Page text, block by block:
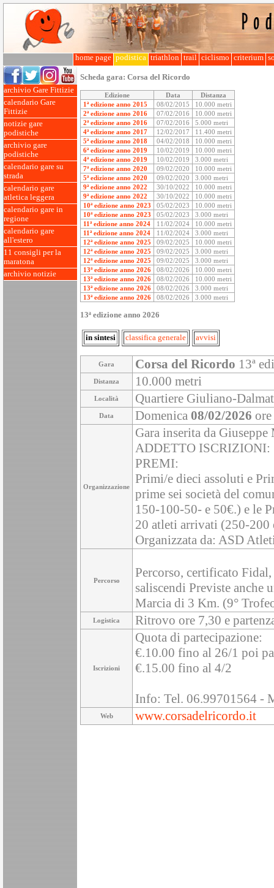
home page podistica triathlon trail ciclismo criterium
archivio Gare Fittizie
calendario Gare
Fittizie
notizie gare
podistiche
archivio gare
podistiche
calendario gare su
strada
calendario gare
atletica leggera
calendario gare in
regione
calendario gare
all'estero
11 consigli per la
maratona
archivio notizie
Scheda gara: Corsa del Ricordo
Edizione Data
Distanza
1ª edizione anno 2015
08/02/2015
10.000 metri
2ª edizione anno 2016
07/02/2016
10.000 metri
2ª edizione anno 2016
07/02/2016
5.000 metri
4ª edizione anno 2017
12/02/2017
11.400 metri
5ª edizione anno 2018
04/02/2018
10.000 metri
6ª edizione anno 2019
10/02/2019
10.000 metri
4ª edizione anno 2019
10/02/2019
3.000 metri
7ª edizione anno 2020
09/02/2020
10.000 metri
5ª edizione anno 2020
09/02/2020
3.000 metri
9ª edizione anno 2022
30/10/2022
10.000 metri
9ª edizione anno 2022
30/10/2022
10.000 metri
10ª edizione anno 2023
05/02/2023
10.000 metri
10ª edizione anno 2023
05/02/2023
3.000 metri
11ª edizione anno 2024
11/02/2024
10.000 metri
11ª edizione anno 2024
11/02/2024
3.000 metri
12ª edizione anno 2025
09/02/2025
10.000 metri
12ª edizione anno 2025
09/02/2025
3.000 metri
12ª edizione anno 2025
09/02/2025
3.000 metri
13ª edizione anno 2026
08/02/2026
10.000 metri
13ª edizione anno 2026
08/02/2026
10.000 metri
13ª edizione anno 2026
08/02/2026
3.000 metri
13ª edizione anno 2026
08/02/2026 3.000 metri
13ª edizione anno 2026
in sintesi classifica generale avvisi
Gara Corsa del Ricordo 13ª
Distanza 10.000 metri
Località Quartiere Giuliano-
Data Domenica 08/02/2026
Organizzazione
Gara inserita da Giuseppe
ADDETTO ISCRIZIONI:
PREMI:
Primi/e dieci assoluti e
prime sei società del
150-100-50- e 50€.) e le
20 atleti arrivati (250-200
Organizzata da: ASD
Percorso
Percorso, certificato
saliscendi Previste anche
Marcia di 3 Km. (9°
Logistica Ritrovo ore 7,30 e
Iscrizioni
Quota di partecipazione:
€.10.00 fino al 26/1 poi
€.15.00 fino al 4/2
Info: Tel. 06.99701564 -
Web www.corsadelricordo.it